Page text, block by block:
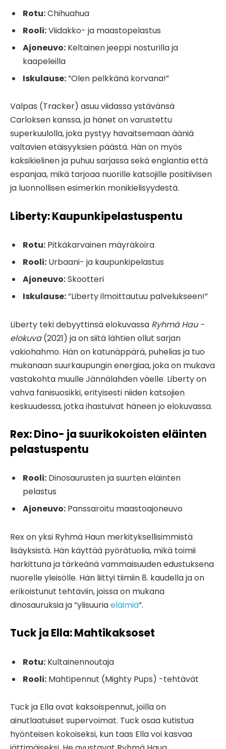
Rotu:Chihuahua
Rooli:Viidakko- ja maastopelastus
Ajoneuvo: Keltainen jeeppi nosturilla ja
kaapeleilla
Iskulause:”Olen pelkkänä korvana!”
Valpas (Tracker) asuu viidassa ystävänsä
Carloksen kanssa, ja hänet on varustettu
superkuulolla, joka pystyy havaitsemaan ääniä
valtavien etäisyyksien päästä. Hän on myös
kaksikielinen ja puhuu sarjassa sekä englantia että
espanjaa, mikä tarjoaa nuorille katsojille positiivisen
ja luonnollisen esimerkin monikielisyydestä.
Liberty: Kaupunkipelastuspentu
Rotu: Pitkäkarvainen mäyräkoira
Rooli: Urbaani- ja kaupunkipelastus
Ajoneuvo:Skootteri
Iskulause:”Liberty ilmoittautuu palvelukseen!”
Liberty teki debyyttinsä elokuvassa Ryhmä Hau -
elokuva(2021) ja on siitä lähtien ollut sarjan
vakiohahmo. Hän on katunäppärä, puhelias ja tuo
mukanaan suurkaupungin energiaa, joka on mukava
vastakohta muulle Jännälahden väelle. Liberty on
vahva fanisuosikki, erityisesti niiden katsojien
keskuudessa, jotka ihastuivat häneen jo elokuvassa.
Rex: Dino- ja suurikokoisten eläinten
pelastuspentu
Rooli: Dinosaurusten ja suurten eläinten
pelastus
Ajoneuvo: Panssaroitu maastoajoneuvo
Rex on yksi Ryhmä Haun merkityksellisimmistä
lisäyksistä. Hän käyttää pyörätuolia, mikä toimii
harkittuna ja tärkeänä vammaisuuden edustuksena
nuorelle yleisölle. Hän liittyi tiimiin 8. kaudella ja on
erikoistunut tehtäviin, joissa on mukana
dinosauruksia ja ”ylisuuriaeläimiä”.
Tuck ja Ella: Mahtikaksoset
Rotu: Kultainennoutaja
Rooli: Mahtipennut (Mighty Pups) -tehtävät
Tuck ja Ella ovat kaksoispennut, joilla on
ainutlaatuiset supervoimat. Tuck osaa kutistua
hyönteisen kokoiseksi, kun taas Ella voi kasvaa